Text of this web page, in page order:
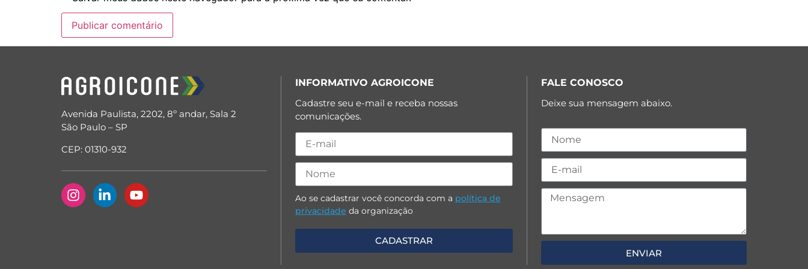
Avenida Paulista, 2202, 8º andar, Sala 2
São Paulo – SP
CEP: 01310-932
INFORMATIVO AGROICONE
Cadastre seu e-mail e receba nossas
comunicações.
Ao se cadastrar você concorda com a política de
privacidade da organização
FALE CONOSCO
Deixe sua mensagem abaixo.
ENVIAR